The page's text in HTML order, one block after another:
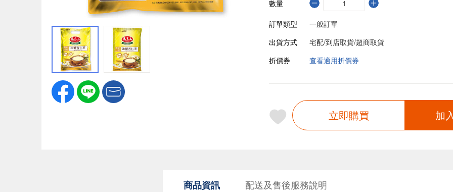
數量
訂單類型
一般訂單
出貨方式
宅配/到店取貨/超商取貨
折價券
查看適用折價券
立即購買 加
商品資訊 配送及售後服務說明